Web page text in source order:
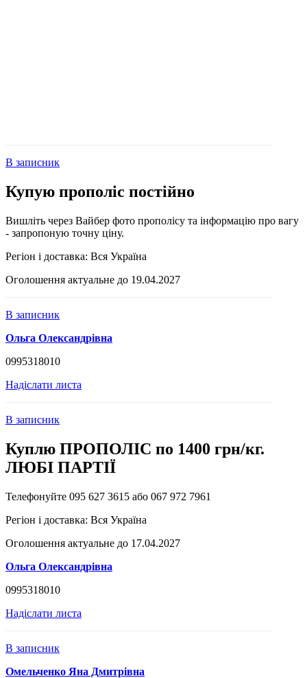
В записник
Купую прополіс постійно
Вишліть через Вайбер фото прополісу та інформацію про вагу
- запропоную точну ціну.
Регіон і доставка: Вся Україна
Оголошення актуальне до 19.04.2027
В записник
Ольга Олександрівна
0995318010
Надіслати листа
В записник
Куплю ПРОПОЛІС по 1400 грн/кг.
ЛЮБІ ПАРТІЇ
Телефонуйте 095 627 3615 або 067 972 7961
Регіон і доставка: Вся Україна
Оголошення актуальне до 17.04.2027
Ольга Олександрівна
0995318010
Надіслати листа
В записник
Омельченко Яна Дмитрівна